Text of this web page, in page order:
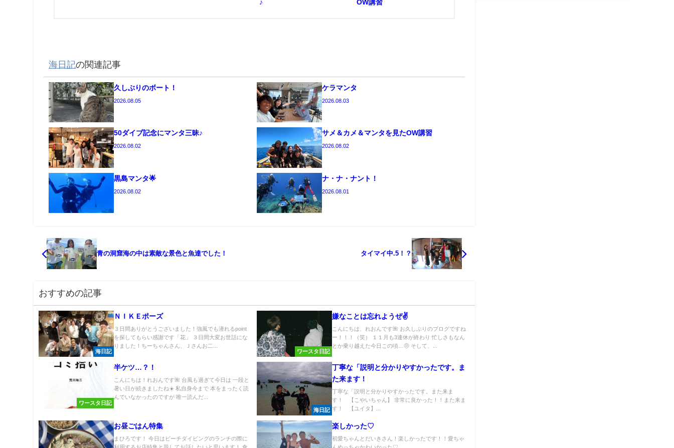
♪
OW講習
海日記の関連記事
久しぶりのボート！
2026.08.05
ケラマンタ
2026.08.03
50ダイブ記念にマンタ三昧♪
2026.08.02
サメ＆カメ＆マンタを見たOW講習
2026.08.02
黒島マンタ🌟
2026.08.02
ナ・ナ・ナント！
2026.08.01
青の洞窟海の中は素敵な景色と魚達でした！ タイマイ中.5！？
おすすめの記事
海日記
ＮＩＫＥポーズ
３日間ありがとうございました！強風でも潜れるpoint
を探してもらい感謝です「花」 ３日間大変お世話にな
りました！ちーちゃんさん、Ｊさんお二...
ワースタ日記
嫌なことは忘れようぜ✌️
こんにちは、れおんです🌺 お久しぶりのブログですね
ー！！！（笑） １１月も3連休が終わり 忙しさもなん
とか乗り越えた今日この頃…🤨 そして、...
ワースタ日記
半ケツ…？！
こんにちは！れおんです🌺 台風も過ぎて今日は 一段と
暑い日が続きましたね☀️ 私自身今まで 本をまったく読
んでいなかったのですが 唯一読んだ...
海日記
丁寧な「説明と分かりやすかったです。ま
た来ます！
丁寧な「説明と分かりやすかったです。また来ま
す！ 【こやいちゃん】 非常に良かった！！また来ま
す！ 【ユイタ】...
お昼ごはん特集
まひろです！ 今日はビーチダイビングのランチの際に
楽しかった♡
初愛ちゃんとだいきさん！楽しかったです！！愛ちゃ